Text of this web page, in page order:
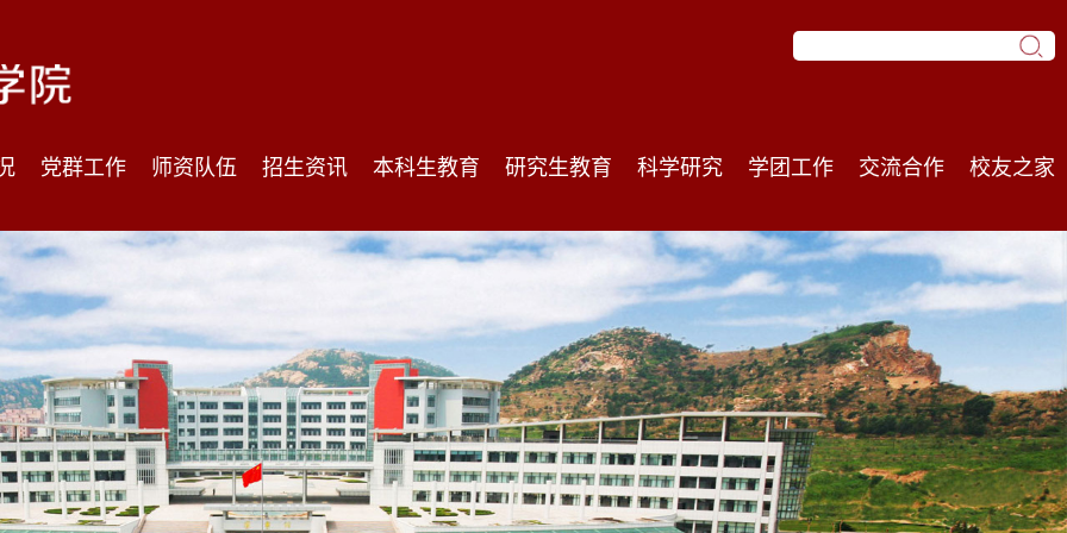
党群工作 师资队伍 招生资讯 本科生教育 研究生教育 科学研究 学团工作 交流合作 校友之家